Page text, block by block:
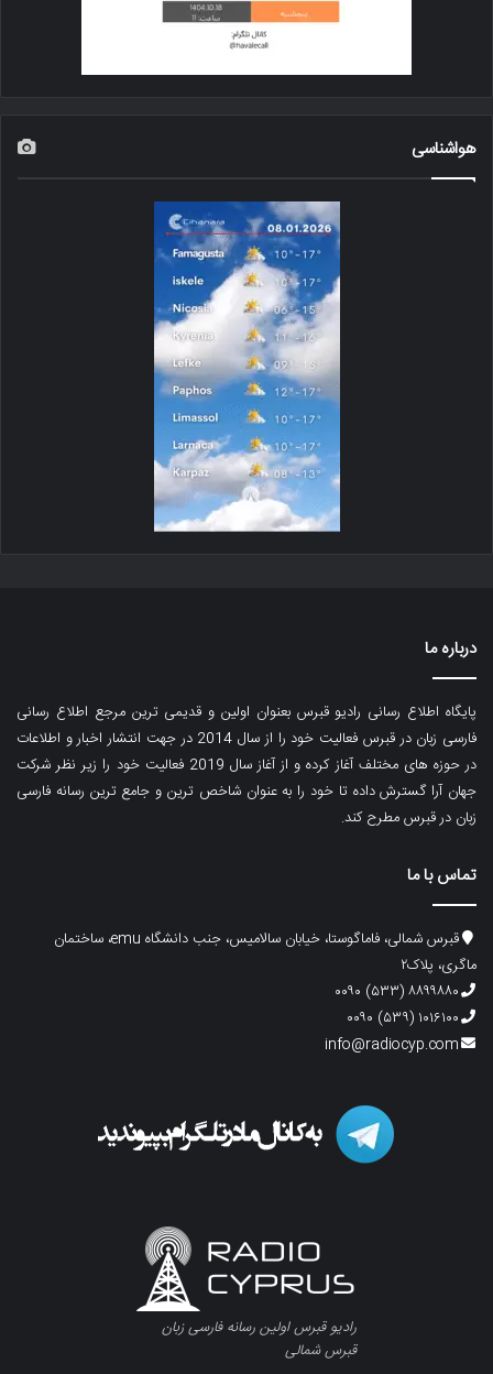
هواشناسی
درباره ما
پایگاه اطلاع رسانی رادیو قبرس بعنوان اولین و قدیمی ترین مرجع اطلاع رسانی
فارسی زبان در قبرس فعالیت خود را از سال 2014 در جهت انتشار اخبار و اطلاعات
در حوزه های مختلف آغاز کرده و از آغاز سال 2019 فعالیت خود را زیر نظر شرکت
جهان آرا گسترش داده تا خود را به عنوان شاخص ترین و جامع ترین رسانه فارسی
زبان در قبرس مطرح کند.
تماس با ما
قبرس شمالی، فاماگوستا، خیابان سالامیس، جنب دانشگاه emu، ساختمان
ماگری، پلاک۲
۸۸۹۹۸۸۰ (۵۳۳) ۰۰۹۰
۱۰۱۶۱۰۰ (۵۳۹) ۰۰۹۰
info@radiocyp.com
رادیو قبرس اولین رسانه فارسی زبان
قبرس شمالی